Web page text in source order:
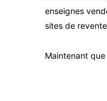
enseignes
sites de
Maintenant